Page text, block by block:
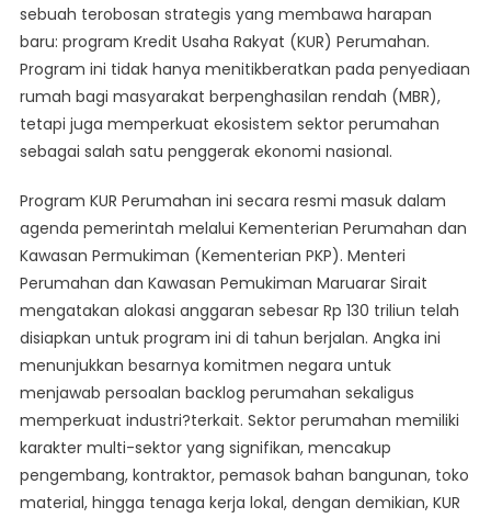
Menjawab
Kebutuhan
Hunian
Rakyat
sebuah terobosan strategis yang membawa harapan
baru: program Kredit Usaha Rakyat (KUR) Perumahan.
Program ini tidak hanya menitikberatkan pada penyediaan
rumah bagi masyarakat berpenghasilan rendah (MBR),
tetapi juga memperkuat ekosistem sektor perumahan
sebagai salah satu penggerak ekonomi nasional.
Program KUR Perumahan ini secara resmi masuk dalam
agenda pemerintah melalui Kementerian Perumahan dan
Kawasan Permukiman (Kementerian PKP). Menteri
Perumahan dan Kawasan Pemukiman Maruarar Sirait
mengatakan alokasi anggaran sebesar Rp 130 triliun telah
disiapkan untuk program ini di tahun berjalan. Angka ini
menunjukkan besarnya komitmen negara untuk
menjawab persoalan backlog perumahan sekaligus
memperkuat industri?terkait. Sektor perumahan memiliki
karakter multi-sektor yang signifikan, mencakup
pengembang, kontraktor, pemasok bahan bangunan, toko
material, hingga tenaga kerja lokal, dengan demikian, KUR